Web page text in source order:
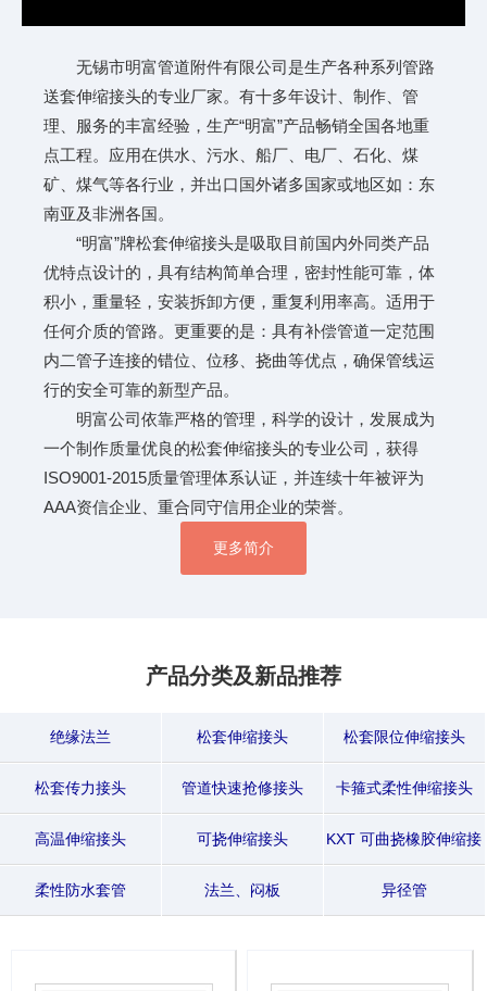
无锡市明富管道附件有限公司是生产各种系列管路
送套伸缩接头的专业厂家。有十多年设计、制作、管
理、服务的丰富经验，生产“明富”产品畅销全国各地重
点工程。应用在供水、污水、船厂、电厂、石化、煤
矿、煤气等各行业，并出口国外诸多国家或地区如：东
南亚及非洲各国。
“明富”牌松套伸缩接头是吸取目前国内外同类产品
优特点设计的，具有结构简单合理，密封性能可靠，体
积小，重量轻，安装拆卸方便，重复利用率高。适用于
任何介质的管路。更重要的是：具有补偿管道一定范围
内二管子连接的错位、位移、挠曲等优点，确保管线运
行的安全可靠的新型产品。
明富公司依靠严格的管理，科学的设计，发展成为
一个制作质量优良的松套伸缩接头的专业公司，获得
ISO9001-2015质量管理体系认证，并连续十年被评为
AAA资信企业、重合同守信用企业的荣誉。
更多简介
产品分类及新品推荐
绝缘法兰 松套伸缩接头 松套限位伸缩接头
松套传力接头 管道快速抢修接头 卡箍式柔性伸缩接头
高温伸缩接头 可挠伸缩接头 KXT 可曲挠橡胶伸缩接
头
柔性防水套管 法兰、闷板 异径管